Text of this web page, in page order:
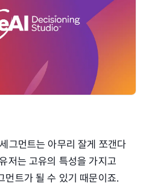
그먼트는 아무리 잘게 쪼갠다
저는 고유의 특성을 가지고
먼트가 될 수 있기 때문이죠.